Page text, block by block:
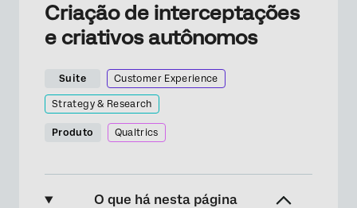
Criação de interceptações
e criativos autônomos
Suite Customer Experience
Strategy & Research
Produto Qualtrics
O que há nesta página